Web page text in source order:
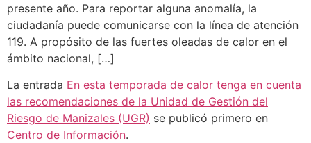
presente año. Para reportar alguna anomalía, la
ciudadanía puede comunicarse con la línea de atención
119. A propósito de las fuertes oleadas de calor en el
ámbito nacional, […]
La entrada En esta temporada de calor tenga en cuenta
las recomendaciones de la Unidad de Gestión del
Riesgo de Manizales (UGR) se publicó primero en
Centro de Información.